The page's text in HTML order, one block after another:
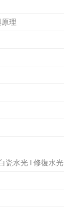
理
瓷水光 l 修復水光